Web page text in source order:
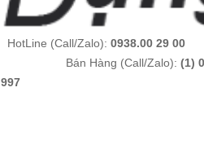
HotL ine (Call/Zalo):
Bán Hàng (Call/Zalo): (1)
997